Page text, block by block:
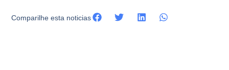
Comparilhe esta noticias